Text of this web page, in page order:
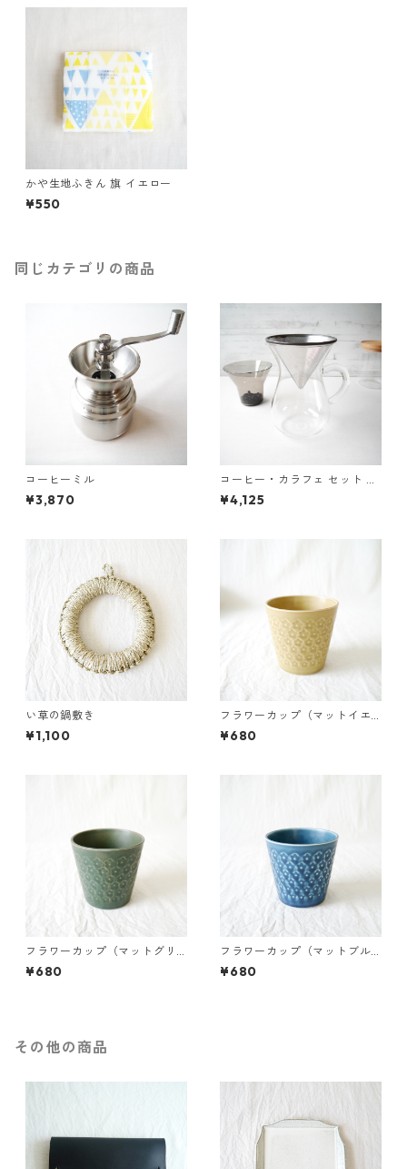
かや生地ふきん 旗 イエロー
¥550
同じカテゴリの商品
コーヒーミル
¥3,870
コーヒー・カラフェ セット 6
00ml
¥4,125
い草の鍋敷き
¥1,100
フラワーカップ（マットイエ
ロー）
¥680
フラワーカップ（マットグリ
ーン）
¥680
フラワーカップ（マットブル
ー）
¥680
その他の商品